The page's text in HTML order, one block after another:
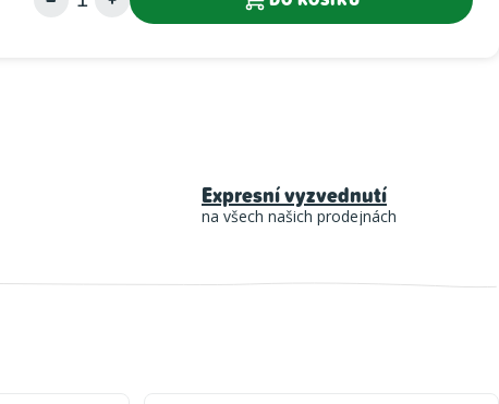
Expresní vyzvednutí
na všech našich prodejnách